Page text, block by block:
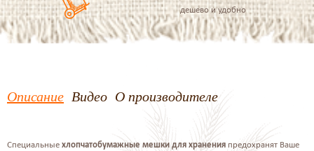
дешево и удобно
Описание Видео О производителе
Специальные хлопчатобумажные мешки для хранения предохранят Ваше